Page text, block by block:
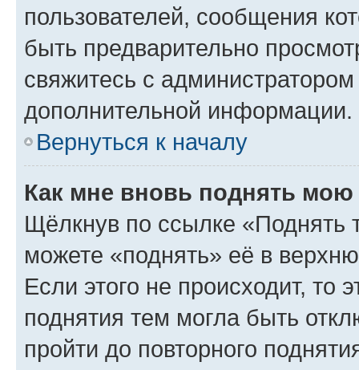
пользователей, сообщения
быть предварительно
свяжитесь с
дополнительной информации.
Вернуться к началу
Как мне вновь поднять мою
Щёлкнув по ссылке «Поднять
можете «поднять» её в
Если этого не происходит, то
поднятия тем могла быть
пройти до повторного